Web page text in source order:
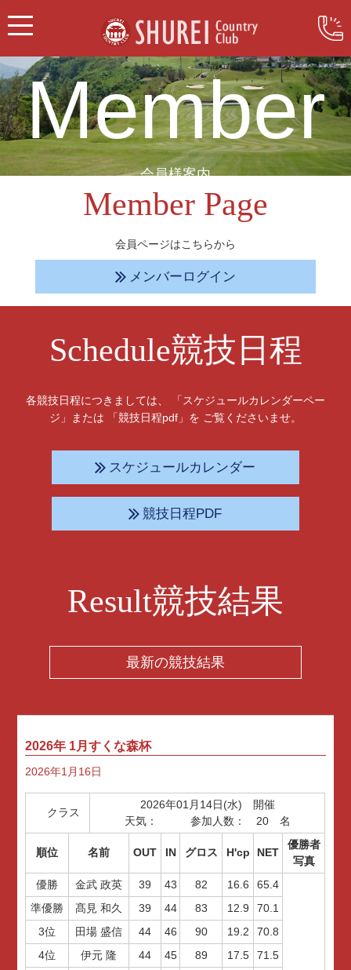
Member
会員様案内
Member Page
会員ページはこちらから
メンバーログイン
Schedule競技日程
各競技日程につきましては、 「スケジュールカレンダーペー
ジ」または 「競技日程pdf」を ご覧くださいませ。
スケジュールカレンダー
競技日程PDF
Result競技結果
最新の競技結果
2026年 1月すくな森杯
2026年1月16日
クラス
2026年01月14日(水) 開催
天気： 参加人数： 20 名
順位 名前 OUT IN グロス H'cp NET
優勝者
写真
優勝
金武 政英 39 43 82 16.6
65.4
準優勝
髙見 和久 39 44 83 12.9
70.1
3位
田場 盛信 44 46 90 19.2
70.8
4位
伊元 隆 44 45 89 17.5
71.5